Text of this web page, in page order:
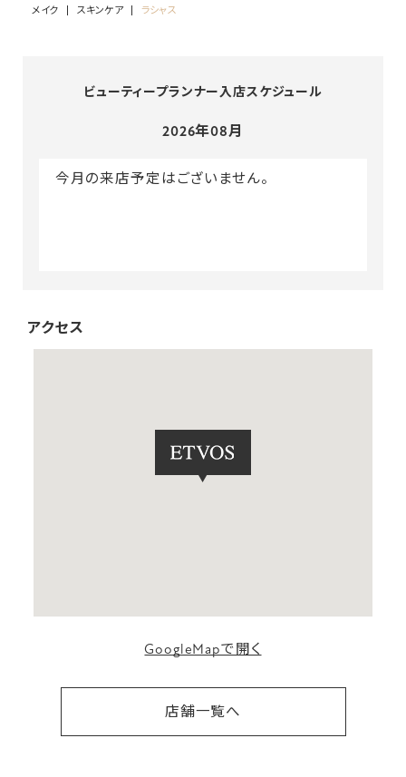
メイク スキンケア ラシャス
ビューティープランナー入店スケジュール
2026年08月
今月の来店予定はございません。
アクセス
GoogleMapで開く
店舗一覧へ